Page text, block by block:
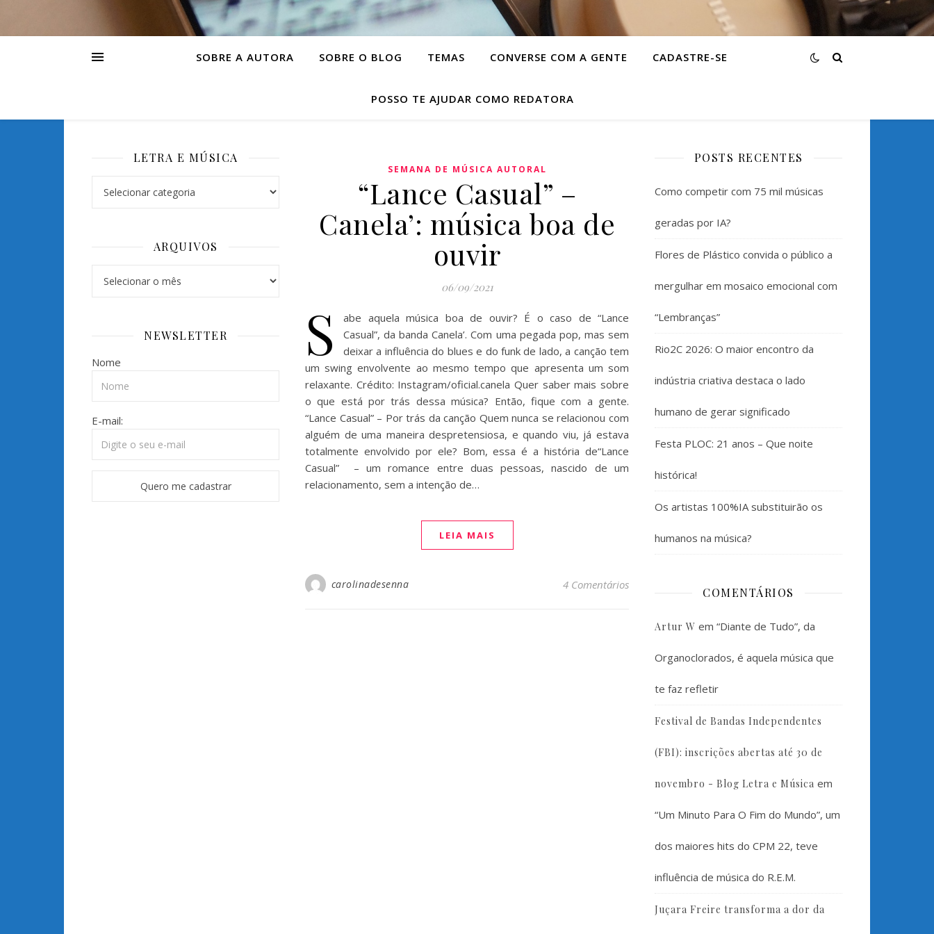
SOBRE A AUTORA SOBRE O BLOG TEMAS CONVERSE COM A GENTE CADASTRE-SE
POSSO TE AJUDAR COMO REDATORA
LETRA E MÚSICA
ARQUIVOS
NEWSLETTER
Nome
E-mail:
SEMANA DE MÚSICA AUTORAL
“Lance Casual” –
Canela’: música boa de
ouvir
06/09/2021
S
abe aquela música boa de ouvir? É o caso de “Lance
Casual”, da banda Canela’. Com uma pegada pop, mas sem
deixar a influência do blues e do funk de lado, a canção tem
um swing envolvente ao mesmo tempo que apresenta um som
relaxante. Crédito: Instagram/oficial.canela Quer saber mais sobre
o que está por trás dessa música? Então, fique com a gente.
“Lance Casual” – Por trás da canção Quem nunca se relacionou com
alguém de uma maneira despretensiosa, e quando viu, já estava
totalmente envolvido por ele? Bom, essa é a história de“Lance
Casual” – um romance entre duas pessoas, nascido de um
relacionamento, sem a intenção de…
LEIA MAIS
carolinadesenna 4 Comentários
POSTS RECENTES
Como competir com 75 mil músicas
geradas por IA?
Flores de Plástico convida o público a
mergulhar em mosaico emocional com
“Lembranças”
Rio2C 2026: O maior encontro da
indústria criativa destaca o lado
humano de gerar significado
Festa PLOC: 21 anos – Que noite
histórica!
Os artistas 100%IA substituirão os
humanos na música?
COMENTÁRIOS
Artur W em “Diante de Tudo”, da
Organoclorados, é aquela música que
te faz refletir
Festival de Bandas Independentes
(FBI): inscrições abertas até 30 de
novembro - Blog Letra e Música em
“Um Minuto Para O Fim do Mundo”, um
dos maiores hits do CPM 22, teve
influência de música do R.E.M.
Juçara Freire transforma a dor da